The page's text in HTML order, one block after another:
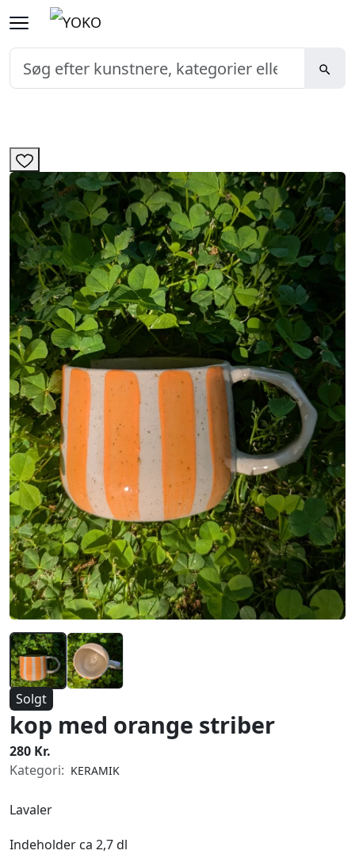
Solgt
kop med orange striber
280 Kr.
Kategori: KERAMIK
Lavaler
Indeholder ca 2,7 dl